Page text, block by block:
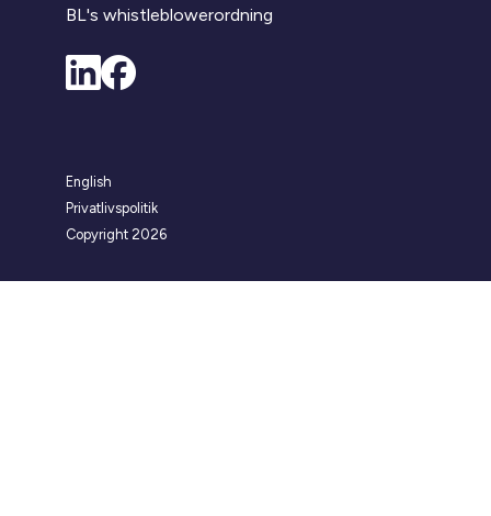
BL's whistleblowerordning
English
Privatlivspolitik
Copyright 2026